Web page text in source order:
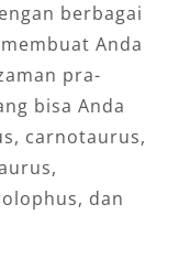
berbagai
Anda
pra-
bisa Anda
carnotaurus,
dan